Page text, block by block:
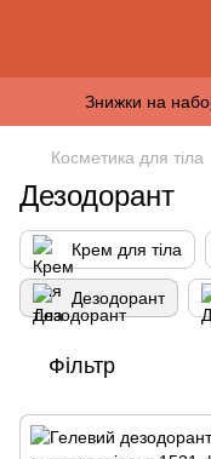
Знижки на
Косметика для тіла
Дезодорант
Крем для тіла
Дезодорант
Фільтр